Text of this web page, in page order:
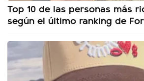
Top 10 de las personas más
según el último ranking de